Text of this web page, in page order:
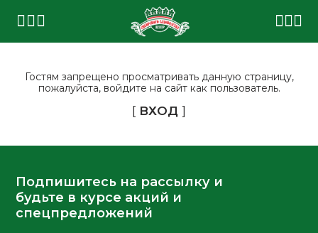
Гостям запрещено просматривать данную страницу,
пожалуйста, войдите на сайт как пользователь.
[ ВХОД ]
Подпишитесь на рассылку и
будьте в курсе акций и
спецпредложений